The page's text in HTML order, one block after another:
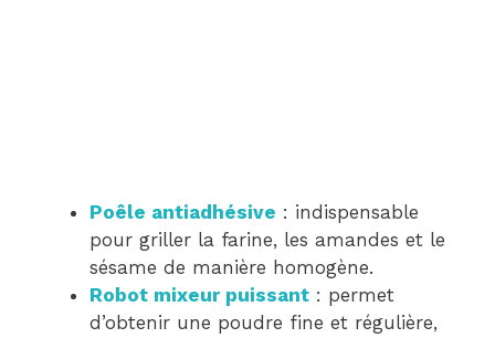
Poêle antiadhésive : indispensable
pour griller la farine, les amandes et le
sésame de manière homogène.
Robot mixeur puissant : permet
d’obtenir une poudre fine et régulière,